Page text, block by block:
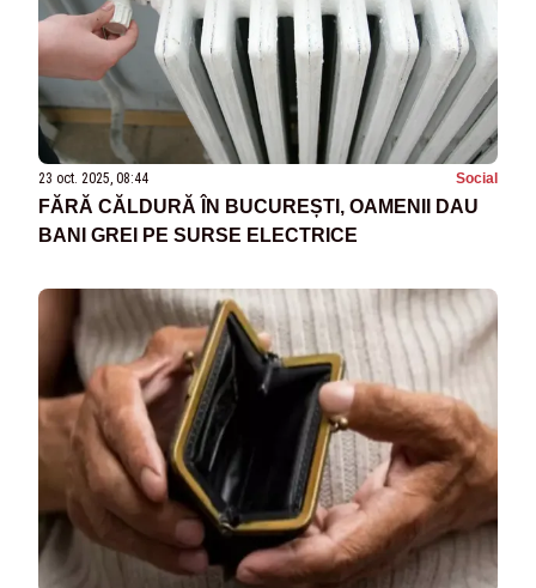
23 oct. 2025, 08:44 Social
FĂRĂ CĂLDURĂ ÎN BUCUREȘTI, OAMENII DAU
BANI GREI PE SURSE ELECTRICE